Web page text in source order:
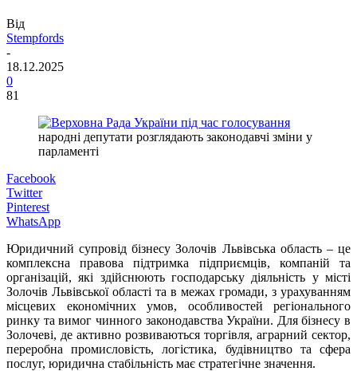
Від
Stempfords
-
18.12.2025
0
81
народні депутати розглядають законодавчі зміни у
парламенті
Facebook
Twitter
Pinterest
WhatsApp
Юридичний супровід бізнесу Золочів Львівська область – це
комплексна правова підтримка підприємців, компаній та
організацій, які здійснюють господарську діяльність у місті
Золочів Львівської області та в межах громади, з урахуванням
місцевих економічних умов, особливостей регіонального
ринку та вимог чинного законодавства України. Для бізнесу в
Золочеві, де активно розвиваються торгівля, аграрний сектор,
переробна промисловість, логістика, будівництво та сфера
послуг, юридична стабільність має стратегічне значення.